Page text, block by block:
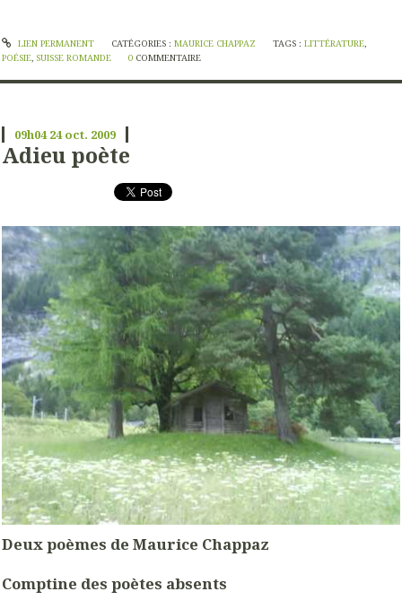
LIEN PERMANENT CATÉGORIES : MAURICE CHAPPAZ TAGS :LITTÉRATURE,
POÉSIE, SUISSE ROMANDE 0 COMMENTAIRE
09h04 24 oct. 2009
Adieu poète
Deux poèmes de Maurice Chappaz
Comptine des poètes absents